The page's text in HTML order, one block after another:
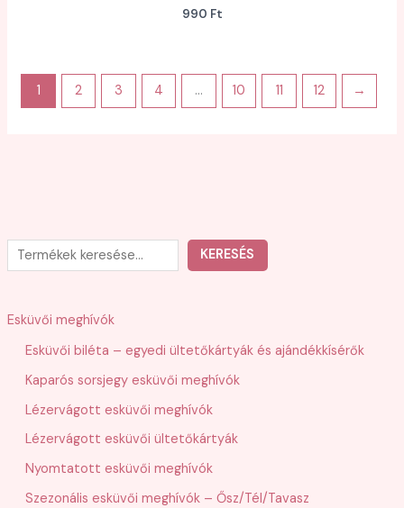
e
KERESÉS
Esküvői meghívók
Esküvői biléta – egyedi ültetőkártyák és ajándékkísérők
Kaparós sorsjegy esküvői meghívók
Lézervágott esküvői meghívók
Lézervágott esküvői ültetőkártyák
Nyomtatott esküvői meghívók
Szezonális esküvői meghívók – Ősz/Tél/Tavasz
990 Ft
1 2 3 4 … 10 11 12 →